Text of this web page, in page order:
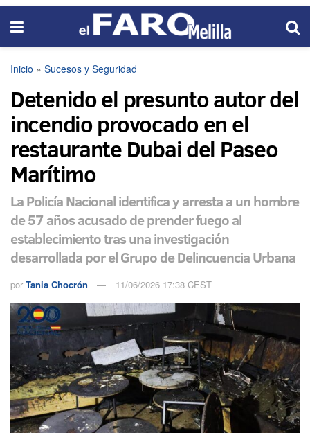
Inicio » Sucesos y Seguridad
Detenido el presunto autor del
incendio provocado en el
restaurante Dubai del Paseo
Marítimo
La Policía Nacional identifica y arresta a un hombre
de 57 años acusado de prender fuego al
establecimiento tras una investigación
desarrollada por el Grupo de Delincuencia Urbana
por Tania Chocrón 11/06/2026 17:38 CEST